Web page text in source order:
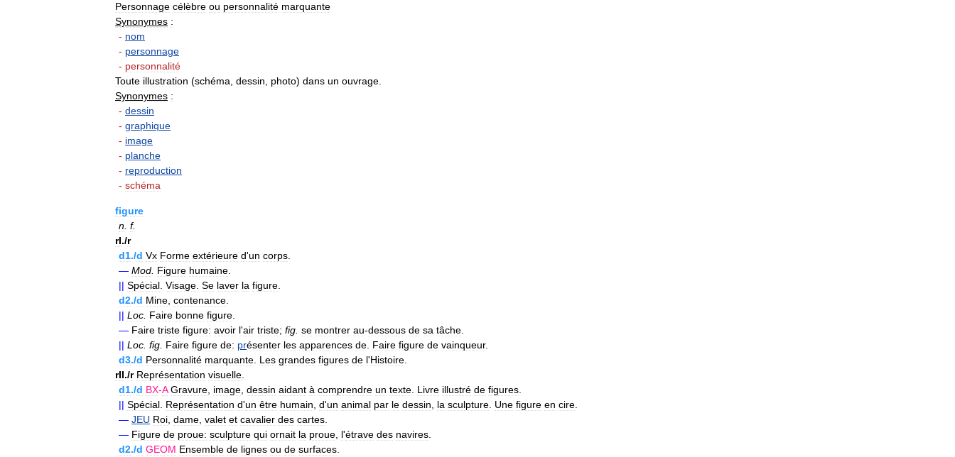
Personnage célèbre ou personnalité marquante
Synonymes :
- nom
- personnage
- personnalité
Toute illustration (schéma, dessin, photo) dans un ouvrage.
Synonymes :
- dessin
- graphique
- image
- planche
- reproduction
- schéma
figure
n. f.
rI./r
d1./d Vx Forme extérieure d'un corps.
— Mod. Figure humaine.
|| Spécial. Visage. Se laver la figure.
d2./d Mine, contenance.
|| Loc. Faire bonne figure.
— Faire triste figure: avoir l'air triste; fig. se montrer au-dessous de sa tâche.
|| Loc. fig. Faire figure de: présenter les apparences de. Faire figure de vainqueur.
d3./d Personnalité marquante. Les grandes figures de l'Histoire.
rII./r Représentation visuelle.
d1./d BX-A Gravure, image, dessin aidant à comprendre un texte. Livre illustré de figures.
|| Spécial. Représentation d'un être humain, d'un animal par le dessin, la sculpture. Une figure en cire.
— JEU Roi, dame, valet et cavalier des cartes.
— Figure de proue: sculpture qui ornait la proue, l'étrave des navires.
d2./d GEOM Ensemble de lignes ou de surfaces.